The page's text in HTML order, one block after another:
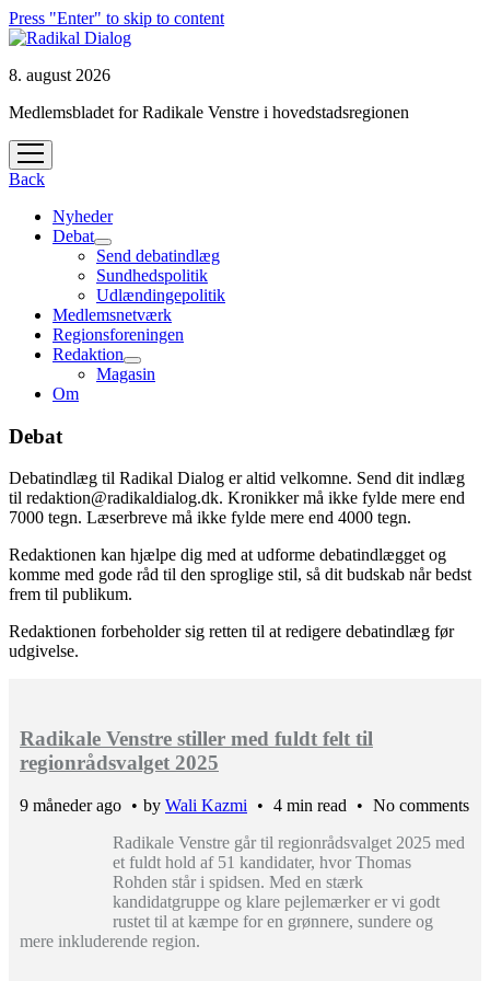
Press "Enter" to skip to content
8. august 2026
Medlemsbladet for Radikale Venstre i hovedstadsregionen
open
menu
Back
Nyheder
Debat
open
menu
Send debatindlæg
Sundhedspolitik
Udlændingepolitik
Medlemsnetværk
Regionsforeningen
Redaktion
open
menu
Magasin
Om
Debat
Debatindlæg til Radikal Dialog er altid velkomne. Send dit indlæg
til redaktion@radikaldialog.dk. Kronikker må ikke fylde mere end
7000 tegn. Læserbreve må ikke fylde mere end 4000 tegn.
Redaktionen kan hjælpe dig med at udforme debatindlægget og
komme med gode råd til den sproglige stil, så dit budskab når bedst
frem til publikum.
Redaktionen forbeholder sig retten til at redigere debatindlæg før
udgivelse.
Radikale Venstre stiller med fuldt felt til
regionrådsvalget 2025
9 måneder ago by Wali Kazmi 4 min read
No comments
Radikale Venstre går til regionrådsvalget 2025 med
et fuldt hold af 51 kandidater, hvor Thomas
Rohden står i spidsen. Med en stærk
kandidatgruppe og klare pejlemærker er vi godt
rustet til at kæmpe for en grønnere, sundere og
mere inkluderende region.